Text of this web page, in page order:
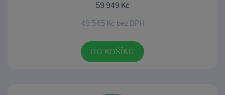
59 949 Kč
49 545 Kč bez DPH
DO KOŠÍKU